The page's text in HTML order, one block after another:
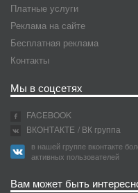
Платные услуги
Реклама на сайте
Бесплатная реклама
Контакты
Мы в соцсетях
FACEBOOK
ВКОНТАКТЕ / ВК группа
в нашей группе вконтакте
активных пользователей
Вам может быть